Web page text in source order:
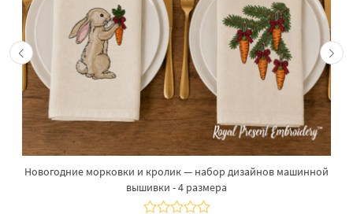
Новогодние морковки и кролик — набор дизайнов машинной
вышивки - 4 размера